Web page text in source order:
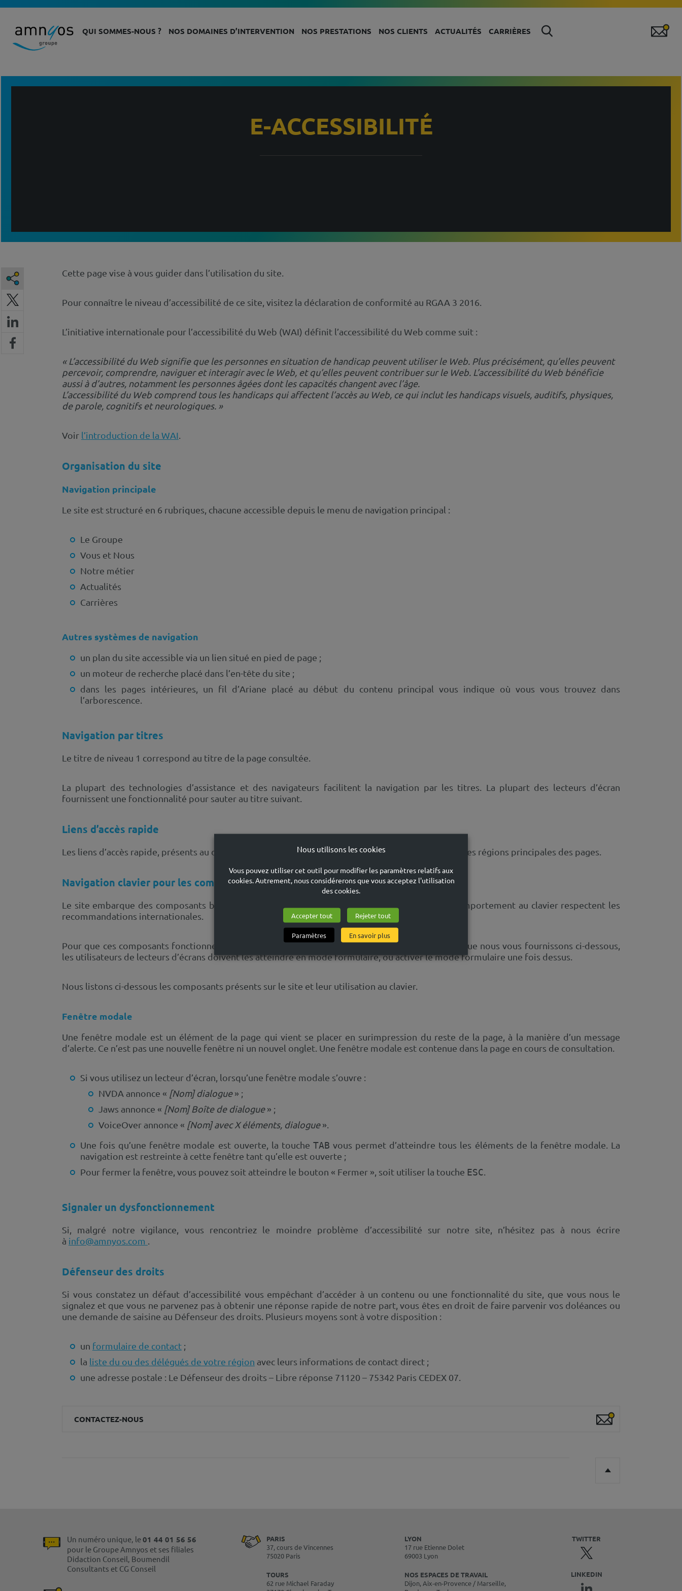
QUI SOMMES-NOUS ? NOS DOMAINES D’INTERVENTION NOS PRESTATIONS NOS CLIENTS ACTUALITÉS CARRIÈRES
E-ACCESSIBILITÉ
Cette page vise à vous guider dans l’utilisation du site.
Pour connaître le niveau d’accessibilité de ce site, visitez la déclaration de conformité au RGAA 3 2016.
L’initiative internationale pour l’accessibilité du Web (WAI) définit l’accessibilité du Web comme suit :
L’accessibilité du Web signifie que les personnes en situation de handicap peuvent utiliser le Web. Plus précisément, qu’elles peuvent
percevoir, comprendre, naviguer et interagir avec le Web, et qu’elles peuvent contribuer sur le Web. L’accessibilité du Web bénéficie
aussi à d’autres, notamment les personnes âgées dont les capacités changent avec l’âge.
L’accessibilité du Web comprend tous les handicaps qui affectent l’accès au Web, ce qui inclut les handicaps visuels, auditifs, physiques,
de parole, cognitifs et neurologiques.
Voir l’introduction de la WAI
Organisation du site
Navigation principale
Le site est structuré en 6 rubriques, chacune accessible depuis le menu de navigation principal :
Le Groupe
Vous et Nous
Notre métier
Actualités
Carrières
Autres systèmes de navigation
un plan du site accessible via un lien situé en pied de page ;
un moteur de recherche placé dans l’en-tête du site ;
dans les pages intérieures, un fil d’Ariane placé au début du contenu principal vous indique où vous vous trouvez dans
l’arborescence.
Navigation par titres
Le titre de niveau 1 correspond au titre de la page consultée.
La plupart des technologies d’assistance et des navigateurs facilitent la navigation par les titres. La plupart des lecteurs d’écran
fournissent une fonctionnalité pour sauter au titre suivant.
Liens d’accès rapide
Les liens d’accès rapide, présents au début du document, permettent une navigation facilitée vers les régions principales des pages.
Navigation clavier pour les composants interactifs
Le site embarque des composants basés sur la technologie JavaScript. Leur structure et leur comportement au clavier respectent les
recommandations internationales.
Pour que ces composants fonctionnent de manière prédictible et selon les notices d’utilisation que nous vous fournissons ci-dessous,
les utilisateurs de lecteurs d’écrans doivent les atteindre en mode formulaire, ou activer le mode formulaire une fois dessus.
Nous listons ci-dessous les composants présents sur le site et leur utilisation au clavier.
Fenêtre modale
Une fenêtre modale est un élément de la page qui vient se placer en surimpression du reste de la page, à la manière d’un message
d’alerte. Ce n’est pas une nouvelle fenêtre ni un nouvel onglet. Une fenêtre modale est contenue dans la page en cours de consultation.
Si vous utilisez un lecteur d’écran, lorsqu’une fenêtre modale s’ouvre :
NVDA annonce « [Nom] dialogue» ;
Jaws annonce « [Nom] Boîte de dialogue» ;
VoiceOver annonce « [Nom] avec X éléments, dialogue».
Une fois qu’une fenêtre modale est ouverte, la touche TAB vous permet d’atteindre tous les éléments de la fenêtre modale. La
navigation est restreinte à cette fenêtre tant qu’elle est ouverte ;
Pour fermer la fenêtre, vous pouvez soit atteindre le bouton « Fermer », soit utiliser la touche ESC
Signaler un dysfonctionnement
Si, malgré notre vigilance, vous rencontriez le moindre problème d’accessibilité sur notre site, n’hésitez pas à nous écrire
à info@amnyos.com
Défenseur des droits
Si vous constatez un défaut d’accessibilité vous empêchant d’accéder à un contenu ou une fonctionnalité du site, que vous nous le
signalez et que vous ne parvenez pas à obtenir une réponse rapide de notre part, vous êtes en droit de faire parvenir vos doléances ou
une demande de saisine au Défenseur des droits. Plusieurs moyens sont à votre disposition :
un formulaire de contact ;
la liste du ou des délégués de votre région avec leurs informations de contact direct ;
une adresse postale : Le Défenseur des droits – Libre réponse 71120 – 75342 Paris CEDEX 07.
CONTACTEZ-NOUS
Un numéro unique, le01 44 01 56 56
pour le Groupe Amnyos et ses filiales
Didaction Conseil, Boumendil
Consultants et CG Conseil
PARIS
37, cours de Vincennes
75020 Paris
LYON
17 rue Etienne Dolet
69003 Lyon
TOURS
62 rue Michael Faraday
NOS ESPACES DE TRAVAIL
Dijon, Aix-en-Provence / Marseille,
TWITTER
LINKEDIN
Nous utilisons les cookies
Vous pouvez utiliser cet outil pour modifier les paramètres relatifs aux
cookies. Autrement, nous considérerons que vous acceptez l'utilisation
des cookies.
Accepter tout Rejeter tout
Paramètres En savoir plus